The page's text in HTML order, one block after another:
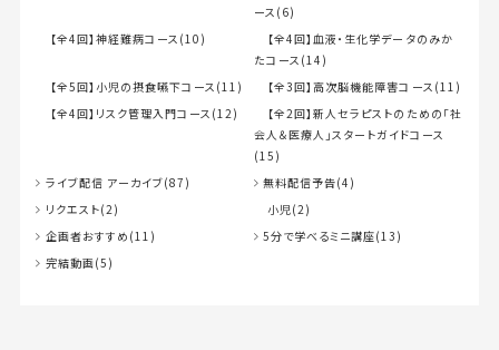
ース(6)
【全4回】神経難病コース(10)
【全4回】血液・生化学データのみか
たコース(14)
【全5回】小児の摂食嚥下コース(11)
【全3回】高次脳機能障害コース(11)
【全4回】リスク管理入門コース(12)
【全2回】新人セラピストのための「社
会人＆医療人」スタートガイドコース
(15)
ライブ配信 アーカイブ(87)
無料配信予告(4)
リクエスト(2)
小児(2)
企画者おすすめ(11)
5分で学べるミニ講座(13)
完結動画(5)